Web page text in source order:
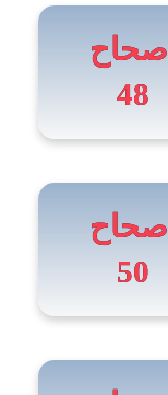
إصحاح
48
إصحاح
50